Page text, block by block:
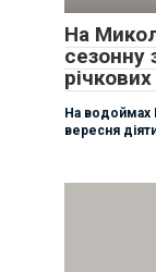
На
сезонну
річкових
На водоймах
вересня